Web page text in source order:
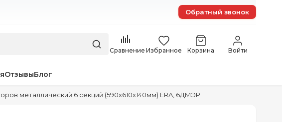
Обратный звонок
Сравнение Избранное Корзина Войти
ОтзывыБлог
металлический 6 секций (590х610х140мм) ERA, 6ДМЭР